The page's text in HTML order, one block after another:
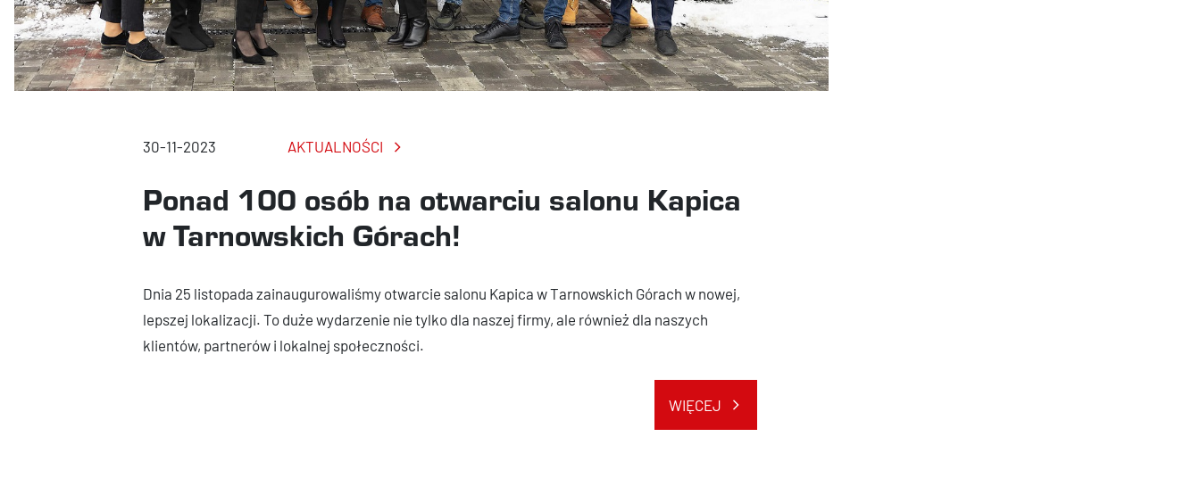
30-11-2023 AKTUALNOŚCI
Ponad 100 osób na otwarciu salonu Kapica
w Tarnowskich Górach!
Dnia 25 listopada zainaugurowaliśmy otwarcie salonu Kapica w Tarnowskich Górach w nowej,
lepszej lokalizacji. To duże wydarzenie nie tylko dla naszej firmy, ale również dla naszych
klientów, partnerów i lokalnej społeczności.
WIĘCEJ